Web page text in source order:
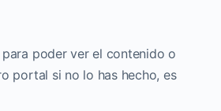
poder ver el contenido o
portal si no lo has hecho, es